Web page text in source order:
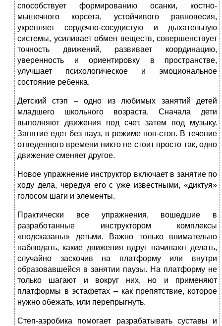
способствует формированию осанки, костно-
мышечного корсета, устойчивого равновесия,
укрепляет сердечно-сосудистую и дыхательную
системы, усиливает обмен веществ, совершенствует
точность движений, развивает координацию,
уверенность и ориентировку в пространстве,
улучшает психологическое и эмоциональное
состояние ребенка.
Детский стэп – одно из любимых занятий детей
младшего школьного возраста. Сначала дети
выполняют движения под счет, затем под музыку.
Занятие едет без пауз, в режиме нон-стоп. В течение
отведенного времени никто не стоит просто так, одно
движение сменяет другое.
Новое упражнение инструктор включает в занятие по
ходу дела, чередуя его с уже известными, «диктуя»
голосом шаги и элементы.
Практически все упражнения, вошедшие в
разработанные инструктором комплексы
«подсказаны» детьми. Важно только внимательно
наблюдать, какие движения вдруг начинают делать,
случайно заскочив на платформу или внутри
образовавшейся в занятии паузы. На платформу не
только шагают и вокруг них, но и применяют
платформы в эстафетах – как препятствие, которое
нужно обежать, или перепрыгнуть.
Степ-аэробика помогает разрабатывать суставы и